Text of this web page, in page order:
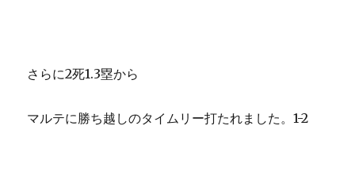
さらに2死1.3塁から
マルテに勝ち越しのタイムリー打たれました。1-2